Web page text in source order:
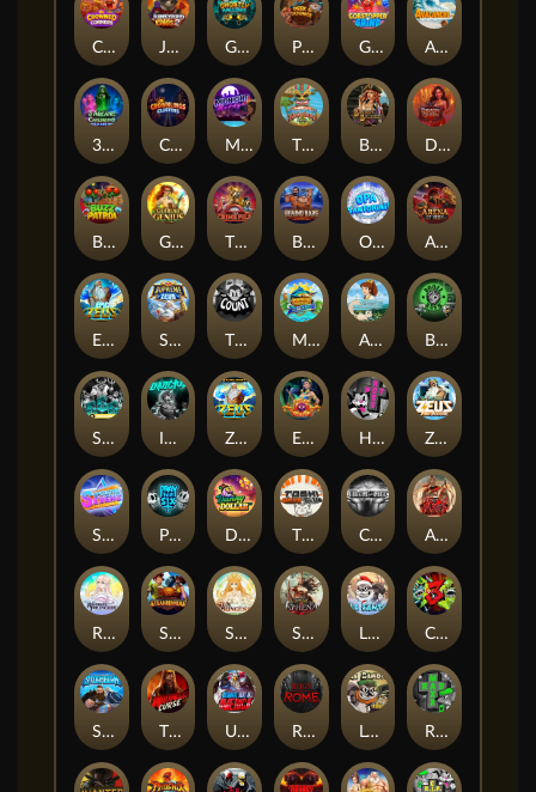
Crowned Corners Junkyard Kings 2 Ghostly Hallows Peek & Pounce Gobstopper Grind Avalanche
3 Arcane Cauldrons Crownlings Clusters Midnight Mirage Tikitopia BoosterBelt Bonnie's Buccaneers Demon Queen
Buzz Patrol Gearlab Genius The Crime File Behind Bars: Masterplan Opa Santorini! Arena of Iron
Epic Ze Zeus Supreme Zeus THE COUNT MARLIN MASTERS: THE BIG HAUL Aiko and the Wind Spirit Booze Bash
SixSixSix Invictus Ze Zeus Eye of Medusa Hot Ross Zeus Ze Zecond
Superstar Sevens PRAY FOR SIX Danny Dollar TOSHI WAYS CLUB CIRCLE OF LIFE ARMY OF ARES
RAINBOW PRINCESS STEAMRUNNERS SUN PRINCESS SPEAR OF ATHENA LE SANTA CHAOS CREW 3
STORMBORN THE WILDWOOD CURSE Ultimate Slot of America Reign of Rome Le Bandit Rad Maxx